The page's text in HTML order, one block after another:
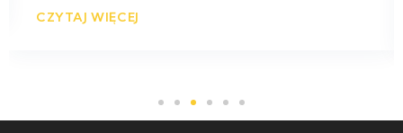
CZYTAJ WIĘCEJ